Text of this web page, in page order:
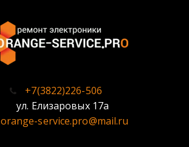
+7(3822)226-506
ул. Елизаровых 17а
orange-service.pro@mail.ru